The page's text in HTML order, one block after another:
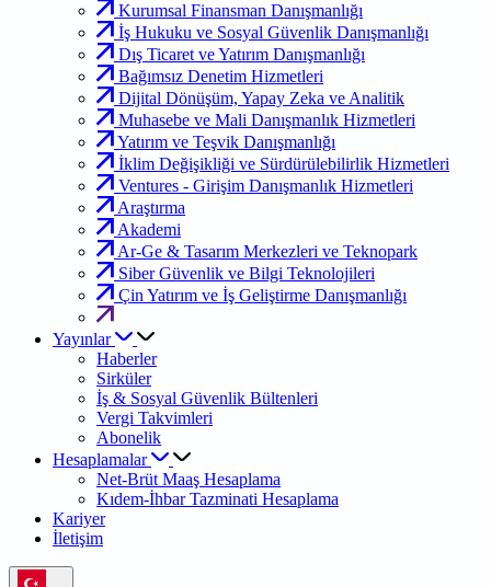
Kurumsal Finansman Danışmanlığı
İş Hukuku ve Sosyal Güvenlik Danışmanlığı
Dış Ticaret ve Yatırım Danışmanlığı
Bağımsız Denetim Hizmetleri
Dijital Dönüşüm, Yapay Zeka ve Analitik
Muhasebe ve Mali Danışmanlık Hizmetleri
Yatırım ve Teşvik Danışmanlığı
İklim Değişikliği ve Sürdürülebilirlik Hizmetleri
Ventures - Girişim Danışmanlık Hizmetleri
Araştırma
Akademi
Ar-Ge & Tasarım Merkezleri ve Teknopark
Siber Güvenlik ve Bilgi Teknolojileri
Çin Yatırım ve İş Geliştirme Danışmanlığı
Yayınlar
Haberler
Sirküler
İş & Sosyal Güvenlik Bültenleri
Vergi Takvimleri
Abonelik
Hesaplamalar
Net-Brüt Maaş Hesaplama
Kıdem-İhbar Tazminati Hesaplama
Kariyer
İletişim